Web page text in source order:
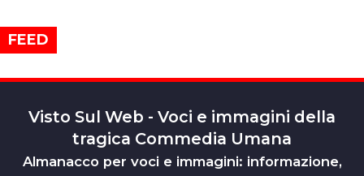
FEED
Visto Sul Web - Voci e immagini della
tragica Commedia Umana
Almanacco per voci e immagini: informazione,